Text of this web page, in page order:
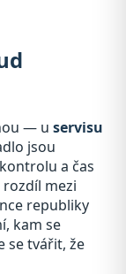
— u servisu
jsou
a čas
rozdíl mezi
republiky
kam se
se tvářit, že